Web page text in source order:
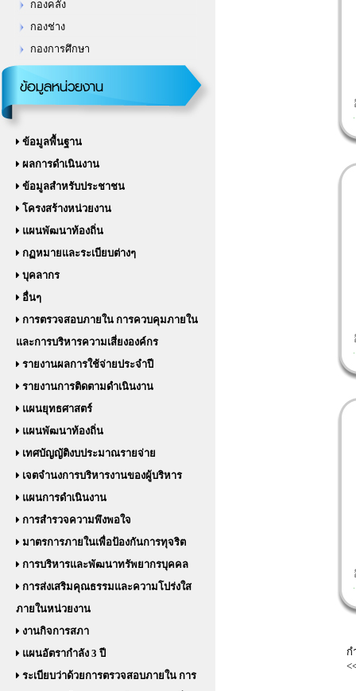
กองช่าง
กองการศึกษา
ข้อมูลหน่วยงาน
ข้อมูลพื้นฐาน
ผลการดำเนินงาน
ข้อมูลสำหรับประชาชน
โครงสร้างหน่วยงาน
แผนพัฒนาท้องถิ่น
กฏหมายและระเบียบต่างๆ
บุคลากร
อื่นๆ
การตรวจสอบภายใน การควบคุมภายใน
และการบริหารความเสี่ยงองค์กร
รายงานผลการใช้จ่ายประจำปี
รายงานการติดตามดำเนินงาน
แผนยุทธศาสตร์
แผนพัฒนาท้องถิ่น
เทศบัญญัติงบประมาณรายจ่าย
เจตจำนงการบริหารงานของผู้บริหาร
แผนการดำเนินงาน
การสำรวจความพึงพอใจ
มาตรการภายในเพื่อป้องกันการทุจริต
การบริหารและพัฒนาทรัพยากรบุคคล
การส่งเสริมคุณธรรมและความโปร่งใส
ภายในหน่วยงาน
งานกิจการสภา
แผนอัตรากำลัง 3 ปี
ระเบียบว่าด้วยการตรวจสอบภายใน การ
ก